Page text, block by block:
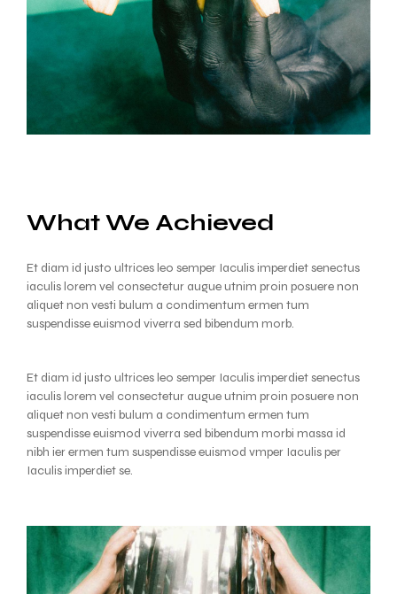
What We Achieved
Et diam id justo ultrices leo semper Iaculis imperdiet senectus
iaculis lorem vel consectetur augue utnim proin posuere non
aliquet non vesti bulum a condimentum ermen tum
suspendisse euismod viverra sed bibendum morb.
Et diam id justo ultrices leo semper Iaculis imperdiet senectus
iaculis lorem vel consectetur augue utnim proin posuere non
aliquet non vesti bulum a condimentum ermen tum
suspendisse euismod viverra sed bibendum morbi massa id
nibh ier ermen tum suspendisse euismod vmper Iaculis per
Iaculis imperdiet se.